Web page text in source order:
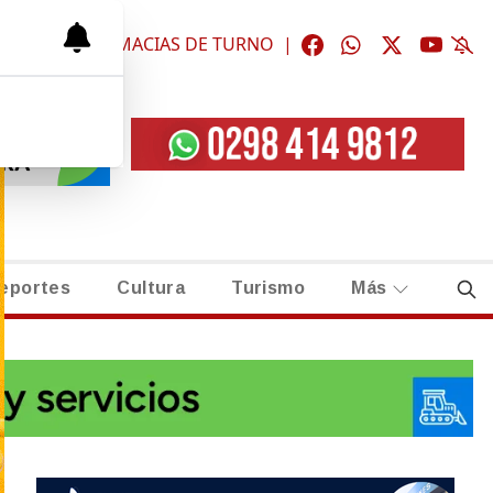
| FARMACIAS DE TURNO |
Cultura Turismo Más